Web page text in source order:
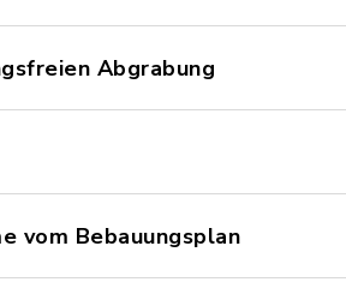
Abgrabung
vom Bebauungsplan